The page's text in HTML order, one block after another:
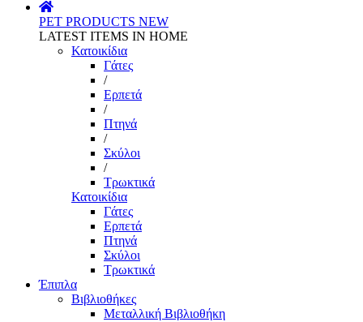
PET PRODUCTS NEW
LATEST ITEMS IN HOME
Κατοικίδια
Γάτες
/
Ερπετά
/
Πτηνά
/
Σκύλοι
/
Τρωκτικά
Κατοικίδια
Γάτες
Ερπετά
Πτηνά
Σκύλοι
Τρωκτικά
Έπιπλα
Βιβλιοθήκες
Μεταλλική Βιβλιοθήκη